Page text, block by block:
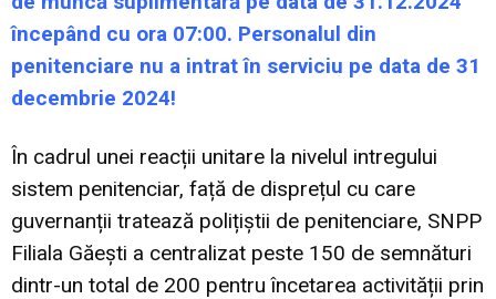
începând cu ora 07:00. Personalul din
penitenciare nu a intrat în serviciu pe data de 31
decembrie 2024!
În cadrul unei reacții unitare la nivelul intregului
sistem penitenciar, față de disprețul cu care
guvernanții tratează polițiștii de penitenciare, SNPP
Filiala Găești a centralizat peste 150 de semnături
dintr-un total de 200 pentru încetarea activității prin